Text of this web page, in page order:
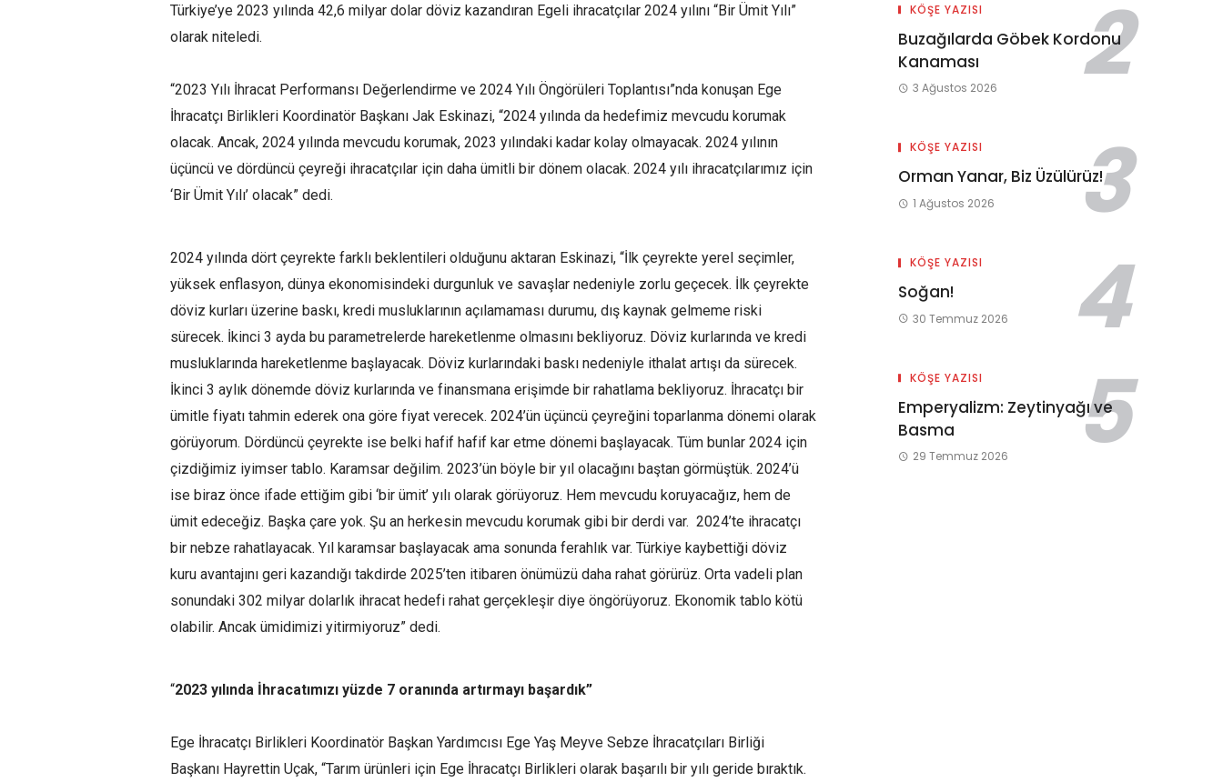
Türkiye’ye 2023 yılında 42,6 milyar dolar döviz kazandıran Egeli ihracatçılar 2024 yılını “Bir Ümit Yılı”
olarak niteledi.
“2023 Yılı İhracat Performansı Değerlendirme ve 2024 Yılı Öngörüleri Toplantısı”nda konuşan Ege
İhracatçı Birlikleri Koordinatör Başkanı Jak Eskinazi, “2024 yılında da hedefimiz mevcudu korumak
olacak. Ancak, 2024 yılında mevcudu korumak, 2023 yılındaki kadar kolay olmayacak. 2024 yılının
üçüncü ve dördüncü çeyreği ihracatçılar için daha ümitli bir dönem olacak. 2024 yılı ihracatçılarımız için
‘Bir Ümit Yılı’ olacak” dedi.
2024 yılında dört çeyrekte farklı beklentileri olduğunu aktaran Eskinazi, “İlk çeyrekte yerel seçimler,
yüksek enflasyon, dünya ekonomisindeki durgunluk ve savaşlar nedeniyle zorlu geçecek. İlk çeyrekte
döviz kurları üzerine baskı, kredi musluklarının açılamaması durumu, dış kaynak gelmeme riski
sürecek. İkinci 3 ayda bu parametrelerde hareketlenme olmasını bekliyoruz. Döviz kurlarında ve kredi
musluklarında hareketlenme başlayacak. Döviz kurlarındaki baskı nedeniyle ithalat artışı da sürecek.
İkinci 3 aylık dönemde döviz kurlarında ve finansmana erişimde bir rahatlama bekliyoruz. İhracatçı bir
ümitle fiyatı tahmin ederek ona göre fiyat verecek. 2024’ün üçüncü çeyreğini toparlanma dönemi olarak
görüyorum. Dördüncü çeyrekte ise belki hafif hafif kar etme dönemi başlayacak. Tüm bunlar 2024 için
çizdiğimiz iyimser tablo. Karamsar değilim. 2023’ün böyle bir yıl olacağını baştan görmüştük. 2024’ü
ise biraz önce ifade ettiğim gibi ‘bir ümit’ yılı olarak görüyoruz. Hem mevcudu koruyacağız, hem de
ümit edeceğiz. Başka çare yok. Şu an herkesin mevcudu korumak gibi bir derdi var. 2024’te ihracatçı
bir nebze rahatlayacak. Yıl karamsar başlayacak ama sonunda ferahlık var. Türkiye kaybettiği döviz
kuru avantajını geri kazandığı takdirde 2025’ten itibaren önümüzü daha rahat görürüz. Orta vadeli plan
sonundaki 302 milyar dolarlık ihracat hedefi rahat gerçekleşir diye öngörüyoruz. Ekonomik tablo kötü
olabilir. Ancak ümidimizi yitirmiyoruz” dedi.
“2023 yılında İhracatımızı yüzde 7 oranında artırmayı başardık”
Ege İhracatçı Birlikleri Koordinatör Başkan Yardımcısı Ege Yaş Meyve Sebze İhracatçıları Birliği
Başkanı Hayrettin Uçak, “Tarım ürünleri için Ege İhracatçı Birlikleri olarak başarılı bir yılı geride bıraktık.
KÖŞE YAZISI
Buzağılarda Göbek Kordonu
Kanaması
3 Ağustos 2026
KÖŞE YAZISI
Orman Yanar, Biz Üzülürüz!
1 Ağustos 2026
KÖŞE YAZISI
Soğan!
30 Temmuz 2026
KÖŞE YAZISI
Emperyalizm: Zeytinyağı ve
Basma
29 Temmuz 2026